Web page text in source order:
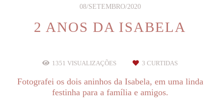
08/SETEMBRO/2020
2 ANOS DA ISABELA
1351 VISUALIZAÇÕES 3 CURTIDAS
Fotografei os dois aninhos da Isabela, em uma linda
festinha para a família e amigos.